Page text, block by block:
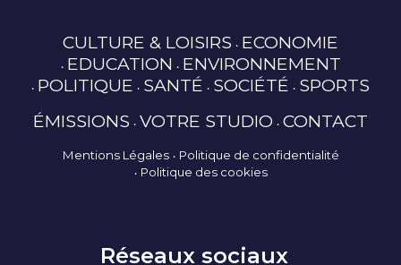
CULTURE & LOISIRS ECONOMIE
EDUCATION ENVIRONNEMENT
POLITIQUE SANTÉ SOCIÉTÉ SPORTS
ÉMISSIONS VOTRE STUDIO CONTACT
Mentions Légales
Politique de confidentialité
Politique des cookies
Réseaux sociaux